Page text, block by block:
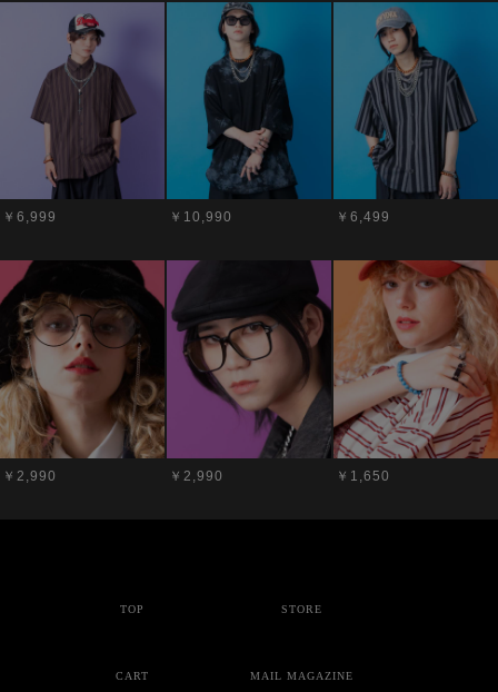
￥6,999 ￥10,990 ￥6,499
￥2,990 ￥2,990 ￥1,650
TOP STORE
CART MAIL MAGAZINE